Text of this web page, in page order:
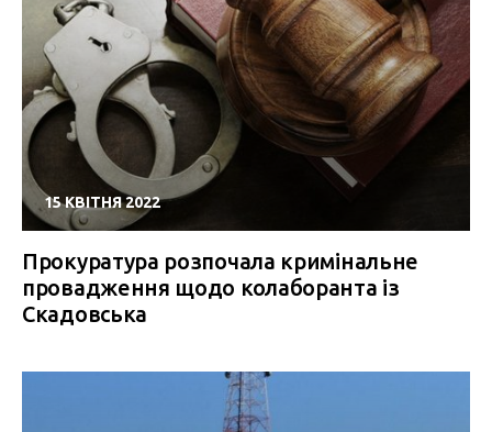
15 КВІТНЯ 2022
Прокуратура розпочала кримінальне
провадження щодо колаборанта із
Скадовська